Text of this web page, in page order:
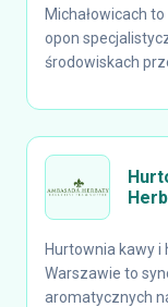
Michałowicach
opon
środowiskach
Hurtownia kawy
Warszawie to
aromatycznych